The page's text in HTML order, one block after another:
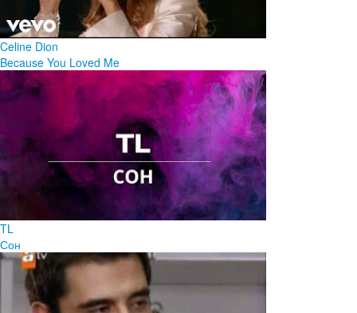
Celine Dion
Because You Loved Me
TL
Сон